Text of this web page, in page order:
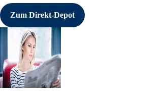
Zum Direkt-Depot